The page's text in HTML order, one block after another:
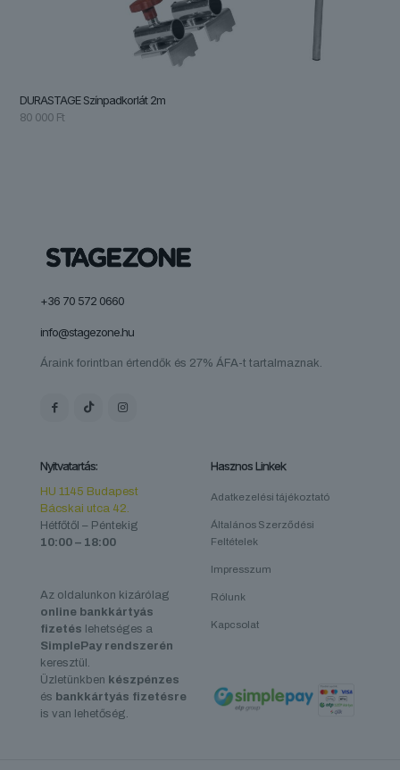
DURASTAGE Színpadkorlát 2m
80 000 Ft
+36 70 572 0660
info@stagezone.hu
Áraink forintban értendők és 27% ÁFA-t tartalmaznak.
Nyitvatartás:
HU 1145 Budapest
Bácskai utca 42.
Hétfőtől – Péntekig
10:00 – 18:00
Az oldalunkon kizárólag
online bankkártyás
fizetés lehetséges a
SimplePay rendszerén
keresztül.
Üzletünkben készpénzes
és bankkártyás fizetésre
is van lehetőség.
Hasznos Linkek
Adatkezelési tájékoztató
Általános Szerződési
Feltételek
Impresszum
Rólunk
Kapcsolat